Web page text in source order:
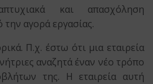
και απασχόληση
αγορά εργασίας.
Π.χ. έστω ότι μια εταιρεία
αναζητά έναν νέο τρόπο
της. Η εταιρεία αυτή